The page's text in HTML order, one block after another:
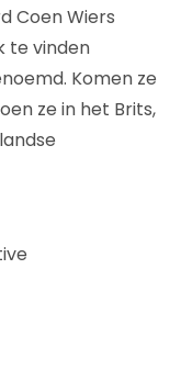
Coen Wiers
te vinden
Komen ze
ze in het Brits,